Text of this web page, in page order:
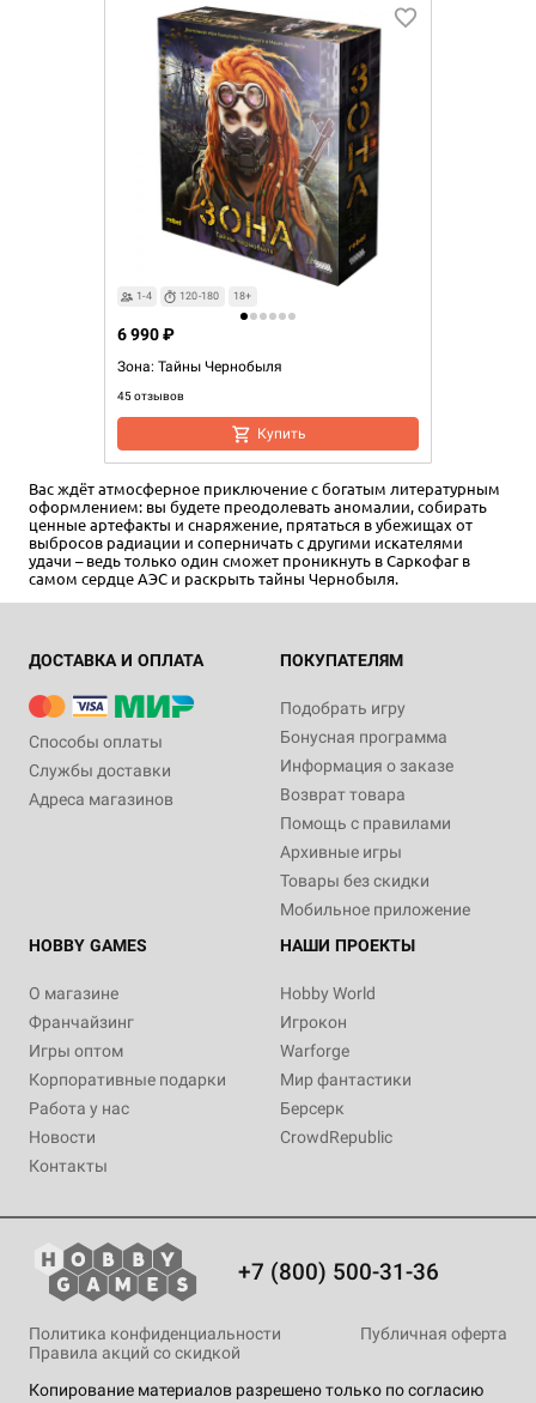
1-4 120-180 18+
Зона: Тайны Чернобыля
45 отзывов
6 990 ₽
Купить
Вас ждёт атмосферное приключение с богатым литературным
оформлением: вы будете преодолевать аномалии, собирать
ценные артефакты и снаряжение, прятаться в убежищах от
выбросов радиации и соперничать с другими искателями
удачи – ведь только один сможет проникнуть в Саркофаг в
самом сердце АЭС и раскрыть тайны Чернобыля.
ДОСТАВКА И ОПЛАТА
Способы оплаты
Службы доставки
Адреса магазинов
ПОКУПАТЕЛЯМ
Подобрать игру
Бонусная программа
Информация о заказе
Возврат товара
Помощь с правилами
Архивные игры
Товары без скидки
Мобильное приложение
HOBBY GAMES
О магазине
Франчайзинг
Игры оптом
Корпоративные подарки
Работа у нас
Новости
Контакты
НАШИ ПРОЕКТЫ
Hobby World
Игрокон
Warforge
Мир фантастики
Берсерк
CrowdRepublic
+7 (800) 500-31-36
Копирование материалов разрешено только по согласию
Политика конфиденциальности
Публичная оферта
Правила акций со скидкой